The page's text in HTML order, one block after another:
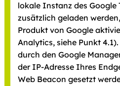
lokale Instanz des Google
zusätzlich geladen
Produkt von Google
Analytics, siehe Punkt
durch den Google
der IP-Adresse Ihres
Web Beacon gesetzt